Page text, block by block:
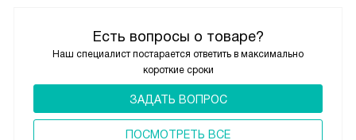
Есть вопросы о товаре?
Наш специалист постарается ответить в максимально
короткие сроки
ЗАДАТЬ ВОПРОС
ПОCМОТРЕТЬ ВСЕ